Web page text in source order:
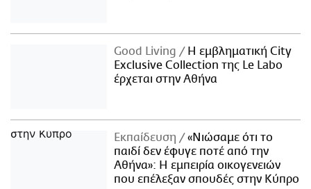
Good Living
Η εμβληματική City
Exclusive Collection της Le Labo
έρχεται στην Αθήνα
Εκπαίδευση
«Νιώσαμε ότι το
παιδί δεν έφυγε ποτέ από την
Αθήνα»: Η εμπειρία οικογενειών
που επέλεξαν σπουδές στην Κύπρο